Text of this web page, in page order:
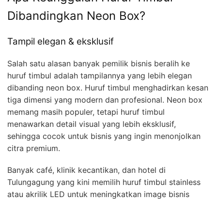
Dibandingkan Neon Box?
Tampil elegan & eksklusif
Salah satu alasan banyak pemilik bisnis beralih ke
huruf timbul adalah tampilannya yang lebih elegan
dibanding neon box. Huruf timbul menghadirkan kesan
tiga dimensi yang modern dan profesional. Neon box
memang masih populer, tetapi huruf timbul
menawarkan detail visual yang lebih eksklusif,
sehingga cocok untuk bisnis yang ingin menonjolkan
citra premium.
Banyak café, klinik kecantikan, dan hotel di
Tulungagung yang kini memilih huruf timbul stainless
atau akrilik LED untuk meningkatkan image bisnis